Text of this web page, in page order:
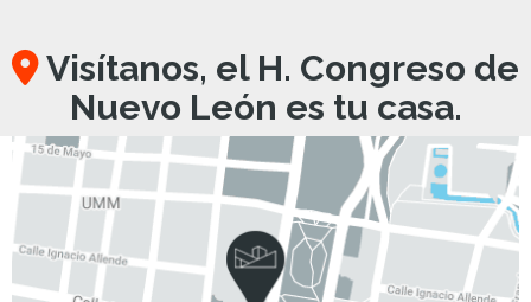
Visítanos, el H. Congreso de
Nuevo León es tu casa.